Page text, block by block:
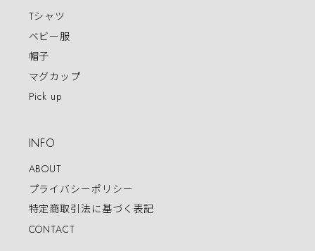
Tシャツ
ベビー服
帽子
マグカップ
Pick up
INFO
ABOUT
プライバシーポリシー
特定商取引法に基づく表記
CONTACT